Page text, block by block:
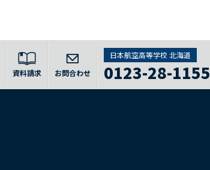
資料請求 お問合わせ
日本航空高等学校 北海道
0123-28-1155